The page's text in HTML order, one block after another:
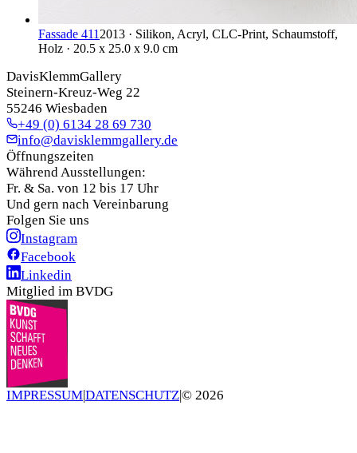
Fassade 411 2013 · Silikon, Acryl, CLC-Print, Schaumstoff,
Holz · 20.5 x 25.0 x 9.0 cm
DavisKlemmGallery
Steinern-Kreuz-Weg 22
55246 Wiesbaden
+49 (0) 6134 28 69 730
info@davisklemmgallery.de
Öffnungszeiten
Während Ausstellungen:
Fr. & Sa. von 12 bis 17 Uhr
Und gern nach Vereinbarung
Folgen Sie uns
Instagram
Facebook
Linkedin
Mitglied im BVDG
IMPRESSUM|DATENSCHUTZ|© 2026